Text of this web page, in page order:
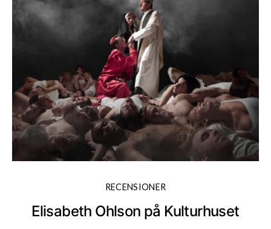
RECENSIONER
Elisabeth Ohlson på Kulturhuset